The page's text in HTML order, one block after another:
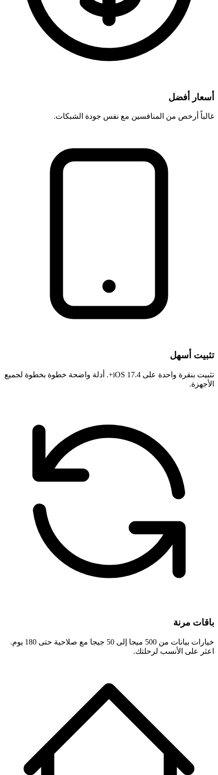
أسعار أفضل
غالباً أرخص من المنافسين مع نفس جودة الشبكات.
تثبيت أسهل
تثبيت بنقرة واحدة على iOS 17.4+. أدلة واضحة خطوة بخطوة لجميع
الأجهزة.
باقات مرنة
خيارات بيانات من 500 ميجا إلى 50 جيجا مع صلاحية حتى 180 يوم.
اعثر على الأنسب لرحلتك.